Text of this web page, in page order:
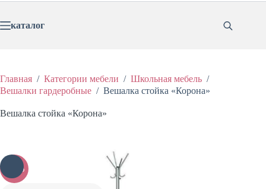
каталог
Главная / Категории мебели / Школьная мебель /
Вешалки гардеробные / Вешалка стойка «Корона»
Вешалка стойка «Корона»
-20%